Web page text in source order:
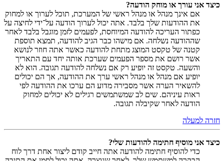
כיצד אני עורך או מוחק הודעה?
אם אינך מנהל או מנהל ראשי של המערכת, תוכל לערוך או למחוק
את ההודעות שלך בלבד. אתה יכול לערוך הודעה על־ידי לחיצה על
כפתור העריכה להודעה המיוחסת, לפעמים לזמן מוגבל בלבד לאחר
שההודעה נשלחה. אם מישהו כבר הגיב להודעה, תמצא תוספת
קטנה של טקסט המוצג מתחת להודעה כאשר אתה חוזר לנושא
אשר רושם את מספר הפעמים שערכת אותה יחד עם התאריך
והשעה. טקסט זה יופיע רק אם נשלחה להודעה תגובה. הוא לא
יופיע אם מנהל או מנהל ראשי ערך את ההודעה, אך הם יכולים
להשאיר הערה אשר מסבירה מדוע הם ערכו את ההודעה לפי
ראות עיניהם. שים לב שמשתמשים רגילים לא יכולים למחוק
הודעה לאחר שקיבלה תגובה.
חזרה למעלה
כיצד אני מוסיף חתימה להודעות שלי?
כדי להוסיף חתימה להודעה אתה חייב קודם ליצור אחת דרך לוח